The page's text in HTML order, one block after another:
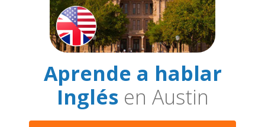
Aprende a hablar
Inglésen Austin